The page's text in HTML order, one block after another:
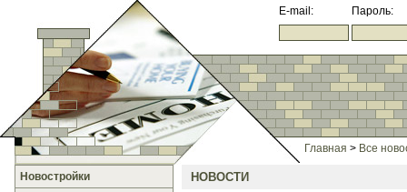
E-mail: Пароль:
Главная > Все
Новостройки
НОВОСТИ